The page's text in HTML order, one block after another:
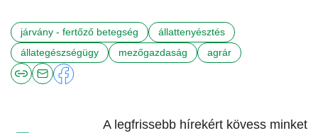
járvány - fertőző betegség
állattenyésztés
állategészségügy
mezőgazdaság agrár
A legfrissebb hírekért kövess minket